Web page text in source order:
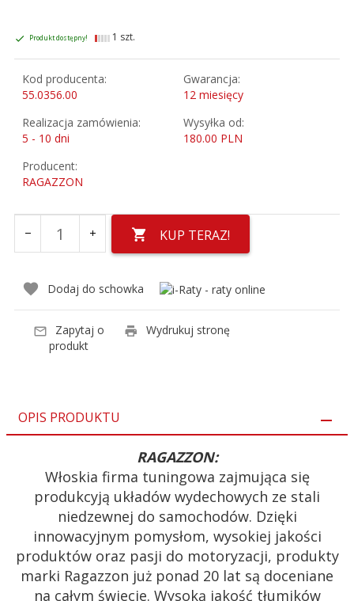
Produkt dostępny! 1 szt.
Kod producenta:
55.0356.00
Gwarancja:
12 miesięcy
Realizacja zamówienia:
5 - 10 dni
Wysyłka od:
180.00 PLN
Producent:
RAGAZZON
KUP TERAZ!
Dodaj do schowka
Zapytaj o
produkt
Wydrukuj stronę
OPIS PRODUKTU
RAGAZZON:
Włoskia firma tuningowa zajmująca się
produkcyją układów wydechowych ze stali
niedzewnej do samochodów. Dzięki
innowacyjnym pomysłom, wysokiej jakości
produktów oraz pasji do motoryzacji, produkty
marki Ragazzon już ponad 20 lat są doceniane
na całym świecie. Wysoką jakość tłumików